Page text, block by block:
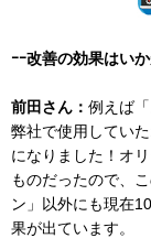
ｰｰ改善の効果はい
前田さん： 例えば
弊社で使用してい
になりました！オ
ものだったので、
ン」以外にも現在
果が出ています。